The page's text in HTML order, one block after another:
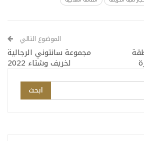
الموضوع التالي
مجموعة سانتوني الرجالية
لخريف وشتاء 2022